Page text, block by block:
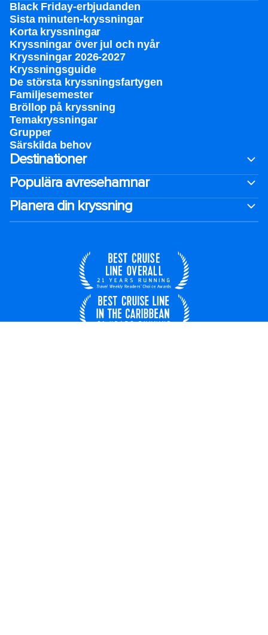
Black Friday-erbjudanden
Sista minuten-kryssningar
Korta kryssningar
Kryssningar över jul och nyår
Kryssningar 2026-2027
Kryssningsguide
De största kryssningsfartygen
Familjesemester
Bröllop på kryssning
Temakryssningar
Grupper
Särskilda behov
Destinationer
Populära avresehamnar
Planera din kryssning